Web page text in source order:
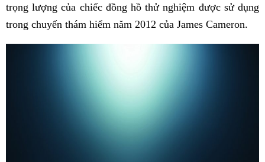
trọng lượng của chiếc đồng hồ thử nghiệm được sử dụng
trong chuyến thám hiểm năm 2012 của James Cameron.